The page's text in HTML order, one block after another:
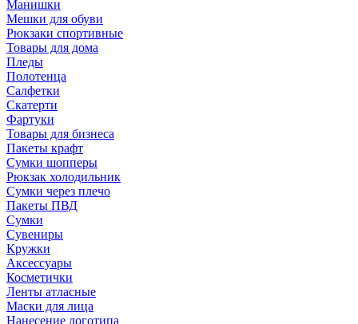
Манишки
Мешки для обуви
Рюкзаки спортивные
Товары для дома
Пледы
Полотенца
Салфетки
Скатерти
Фартуки
Товары для бизнеса
Пакеты крафт
Сумки шопперы
Рюкзак холодильник
Сумки через плечо
Пакеты ПВД
Сумки
Сувениры
Кружки
Аксессуары
Косметички
Ленты атласные
Маски для лица
Нанесение логотипа